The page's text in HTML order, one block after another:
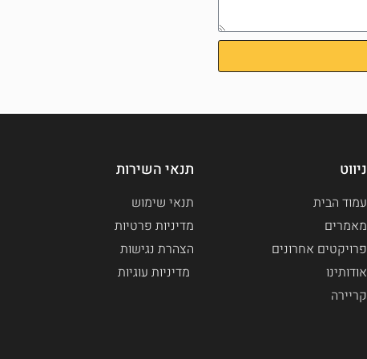
ניווט
עמוד הבית
מאמרים
פרויקטים אחרונים
אודותינו
קריירה
תנאי השירות
תנאי שימוש
מדיניות פרטיות
הצהרת נגישות
מדיניות עוגיות